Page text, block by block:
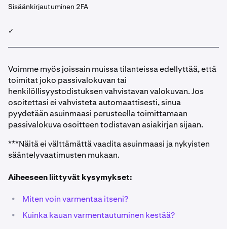
Sisäänkirjautuminen 2FA
✓
Voimme myös joissain muissa tilanteissa edellyttää, että
toimitat joko passivalokuvan tai
henkilöllisyystodistuksen vahvistavan valokuvan. Jos
osoitettasi ei vahvisteta automaattisesti, sinua
pyydetään asuinmaasi perusteella toimittamaan
passivalokuva osoitteen todistavan asiakirjan sijaan.
***Näitä ei välttämättä vaadita asuinmaasi ja nykyisten
sääntelyvaatimusten mukaan.
Aiheeseen liittyvät kysymykset:
• Miten voin varmentaa itseni?
• Kuinka kauan varmentautuminen kestää?